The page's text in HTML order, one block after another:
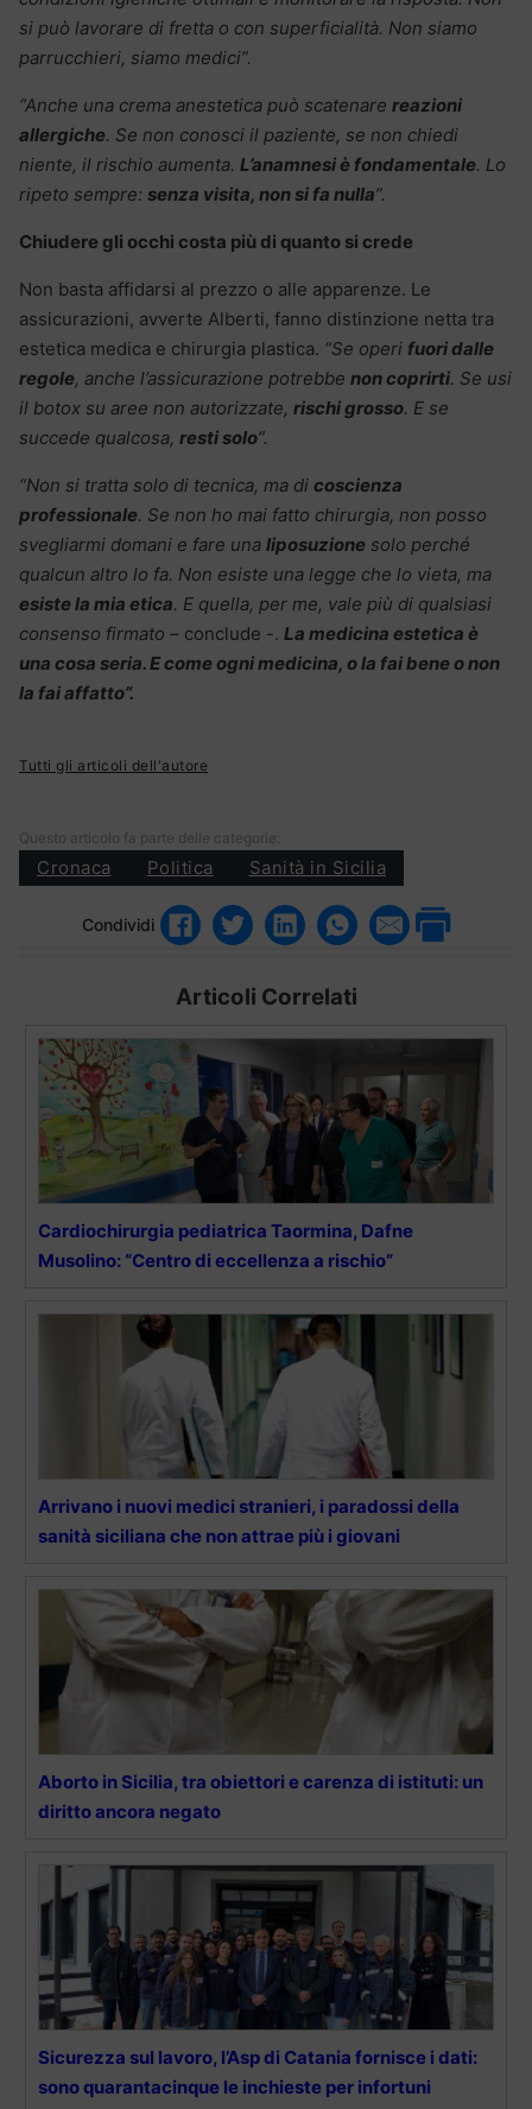
si può lavorare di fretta o con superficialità. Non siamo
parrucchieri, siamo medici”.
“Anche una crema anestetica può scatenare reazioni
allergiche. Se non conosci il paziente, se non chiedi
niente, il rischio aumenta. L’anamnesi è fondamentale. Lo
ripeto sempre: senza visita, non si fa nulla”.
Chiudere gli occhi costa più di quanto si crede
Non basta affidarsi al prezzo o alle apparenze. Le
assicurazioni, avverte Alberti, fanno distinzione netta tra
estetica medica e chirurgia plastica. “Se operi fuori dalle
regole, anche l’assicurazione potrebbe non coprirti. Se usi
il botox su aree non autorizzate, rischi grosso. E se
succede qualcosa, resti solo”.
“Non si tratta solo di tecnica, ma di coscienza
professionale. Se non ho mai fatto chirurgia, non posso
svegliarmi domani e fare una liposuzione solo perché
qualcun altro lo fa. Non esiste una legge che lo vieta, ma
esiste la mia etica. E quella, per me, vale più di qualsiasi
consenso firmato – conclude -. La medicina estetica è
una cosa seria. E come ogni medicina, o la fai bene o non
la fai affatto”.
Tutti gli articoli dell'autore
Questo articolo fa parte delle categorie:
Cronaca Politica Sanità in Sicilia
Condividi
Articoli Correlati
Cardiochirurgia pediatrica Taormina, Dafne
Musolino: “Centro di eccellenza a rischio”
Arrivano i nuovi medici stranieri, i paradossi della
sanità siciliana che non attrae più i giovani
Aborto in Sicilia, tra obiettori e carenza di istituti: un
diritto ancora negato
Sicurezza sul lavoro, l’Asp di Catania fornisce i dati:
sono quarantacinque le inchieste per infortuni